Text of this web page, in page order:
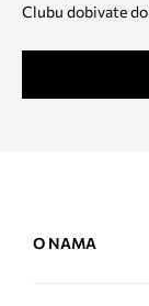
Clubu dobivate do
O NAMA